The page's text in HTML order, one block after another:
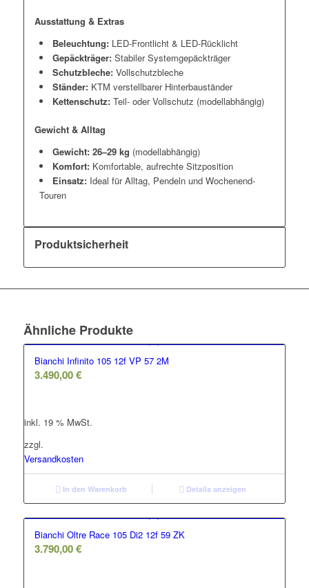
Ausstattung & Extras
Beleuchtung:LED-Frontlicht & LED-Rücklicht
Gepäckträger:Stabiler Systemgepäckträger
Schutzbleche:Vollschutzbleche
Ständer:KTM verstellbarer Hinterbauständer
Kettenschutz:Teil- oder Vollschutz (modellabhängig)
Gewicht & Alltag
Gewicht: 26–29 kg (modellabhängig)
Komfort:Komfortable, aufrechte Sitzposition
Einsatz:Ideal für Alltag, Pendeln und Wochenend-
Touren
Produktsicherheit
Ähnliche Produkte
Bianchi Infinito 105 12f VP 57 2M
3.490,00€
inkl. 19 % MwSt.
zzgl.
Versandkosten
In den Warenkorb Details anzeigen
Bianchi Oltre Race 105 Di2 12f 59 ZK
3.790,00€